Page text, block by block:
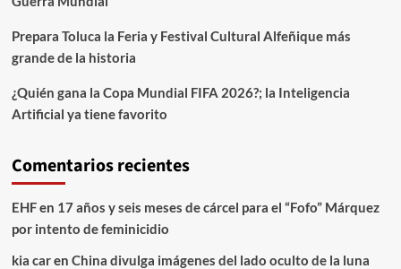
Prepara Toluca la Feria y Festival Cultural Alfeñique más
grande de la historia
¿Quién gana la Copa Mundial FIFA 2026?; la Inteligencia
Artificial ya tiene favorito
Comentarios recientes
EHFen 17 años y seis meses de cárcel para el “Fofo” Márquez
por intento de feminicidio
kia caren China divulga imágenes del lado oculto de la luna